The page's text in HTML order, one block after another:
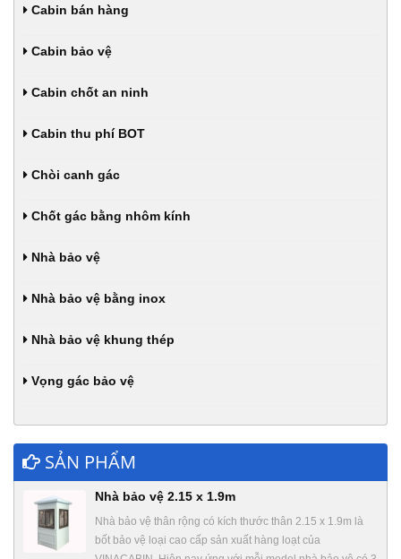
Cabin bán hàng
Cabin bảo vệ
Cabin chốt an ninh
Cabin thu phí BOT
Chòi canh gác
Chốt gác bằng nhôm kính
Nhà bảo vệ
Nhà bảo vệ bằng inox
Nhà bảo vệ khung thép
Vọng gác bảo vệ
SẢN PHẨM
Nhà bảo vệ 2.15 x 1.9m
Nhà bảo vệ thân rộng có kích thước thân 2.15 x 1.9m là
bốt bảo vệ loại cao cấp sản xuất hàng loạt của